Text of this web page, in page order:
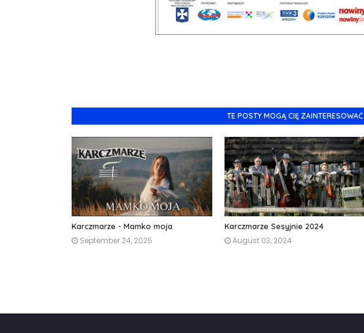
TE POSTY MOGĄ CIĘ ZAINTERESOWAĆ
Karczmarze - Mamko moja
September 24, 2025
Karczmarze Sesyjnie 2024
August 03, 2024